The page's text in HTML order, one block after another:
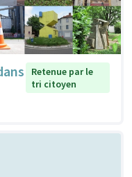
Retenue par le
tri citoyen